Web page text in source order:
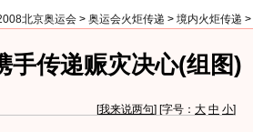
北京奥运会 > 奥运会火炬传递 > 境内火炬传递 >
手传递赈灾决心(组图)
[我来说两句] [字号： 大 中 小]